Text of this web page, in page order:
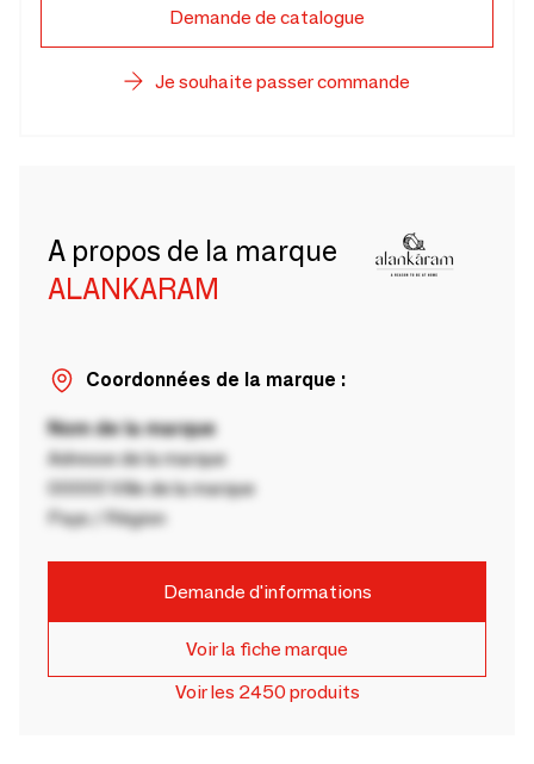
Demande de catalogue
Je souhaite passer commande
A propos de la marque
ALANKARAM
Coordonnées de la marque :
Nom de la marque
Adresse de la marque
00000 Ville de la marque
Pays / Région
Demande d'informations
Voir la fiche marque
Voir les 2450 produits